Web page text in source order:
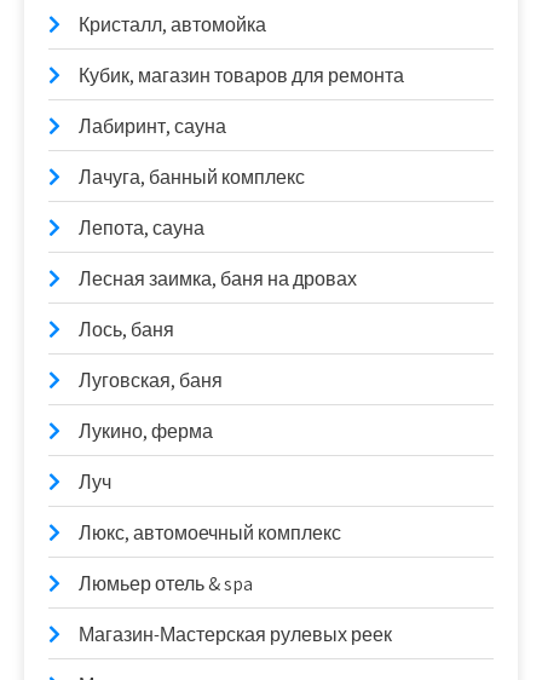
Кристалл, автомойка
Кубик, магазин товаров для ремонта
Лабиринт, сауна
Лачуга, банный комплекс
Лепота, сауна
Лесная заимка, баня на дровах
Лось, баня
Луговская, баня
Лукино, ферма
Луч
Люкс, автомоечный комплекс
Люмьер отель & spa
Магазин-Мастерская рулевых реек